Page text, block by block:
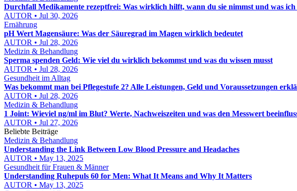
Durchfall Medikamente rezeptfrei: Was wirklich hilft, wann du sie nimmst und was
AUTOR • Jul 30, 2026
Ernährung
pH Wert Magensäure: Was der Säuregrad im Magen wirklich bedeutet
AUTOR • Jul 28, 2026
Medizin & Behandlung
Sperma spenden Geld: Wie viel du wirklich bekommst und was du wissen musst
AUTOR • Jul 28, 2026
Gesundheit im Alltag
Was bekommt man bei Pflegestufe 2? Alle Leistungen, Geld und Voraussetzungen
AUTOR • Jul 28, 2026
Medizin & Behandlung
1 Joint: Wieviel ng/ml im Blut? Werte, Nachweiszeiten und was den Messwert
AUTOR • Jul 27, 2026
Beliebte Beiträge
Medizin & Behandlung
Understanding the Link Between Low Blood Pressure and Headaches
AUTOR • May 13, 2025
Gesundheit für Frauen & Männer
Understanding Ruhepuls 60 for Men: What It Means and Why It Matters
AUTOR • May 13, 2025